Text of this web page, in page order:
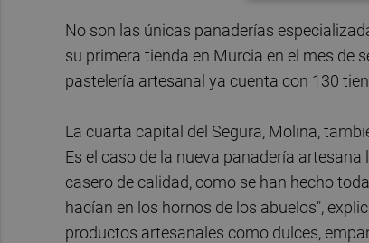
No son las únicas panaderías
su primera tienda en Murcia en el mes de
pastelería artesanal ya cuenta con 130
La cuarta capital del Segura, Molina,
Es el caso de la nueva panadería
casero de calidad, como se han hecho
hacían en los hornos de los abuelos",
productos artesanales como dulces,